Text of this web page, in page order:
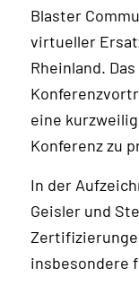
Blaster
virtueller
Rheinland.
eine
Konferenz zu
In der
Geisler und
insbesondere